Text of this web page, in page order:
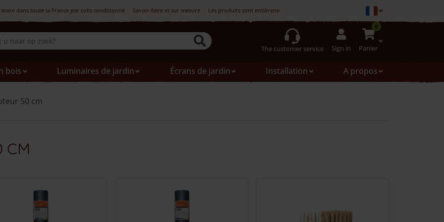
dans toute la France par colis conditionné Savoir-faire et sur mesure Les produits sont entièrement fabriqués en France.
The customer service Sign in
0
Panier
bois
Luminaires de jardin
Écrans de jardin
Installation
A propos
50 cm